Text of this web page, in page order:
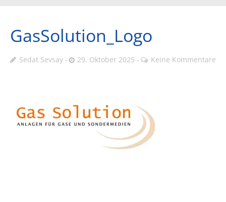
GasSolution_Logo
Sedat Sevsay 29. Oktober 2025 Keine Kommentare